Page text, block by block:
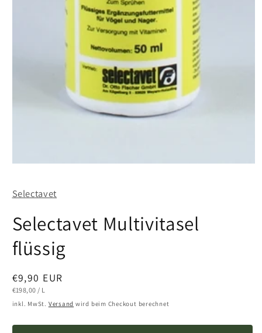
Modal
Selectavet
Selectavet Multivitasel
flüssig
Normaler
Preis
€9,90 EUR
STÜCKPREIS
€198,00 / PRO
L
inkl. MwSt. Versand wird beim Checkout berechnet